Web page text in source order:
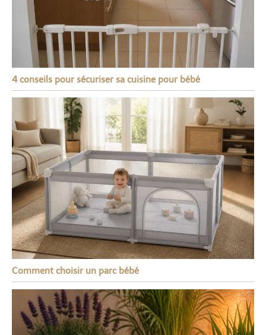
4 conseils pour sécuriser sa cuisine pour bébé
Comment choisir un parc bébé